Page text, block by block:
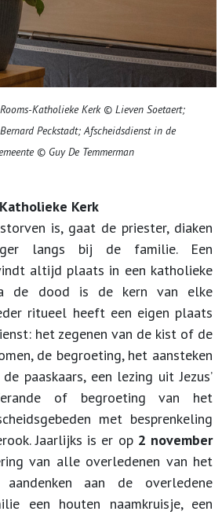
Katholieke Kerk © Lieven Soetaert;
Peckstadt; Afscheidsdienst in de
© Guy De Temmerman
Kerk
is, gaat de priester, diaken
langs bij de familie. Een
altijd plaats in een katholieke
de dood is de kern van elke
ritueel heeft een eigen plaats
het zegenen van de kist of de
de begroeting, het aansteken
paaskaars, een lezing uit Jezus’
of begroeting van het
met besprenkeling
Jaarlijks is er op2 november
van alle overledenen van het
aan de overledene
een houten naamkruisje, een